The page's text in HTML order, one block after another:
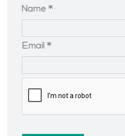
Name *
Email *